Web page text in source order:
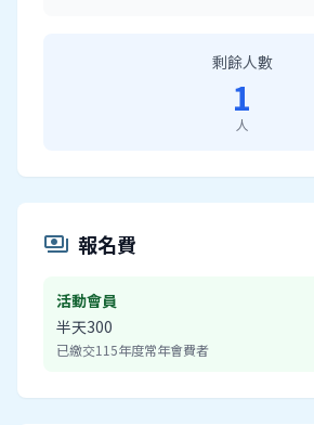
剩餘人數
1
人
payments 報名費
活動會員
半天300
已繳交115年度常年會費者